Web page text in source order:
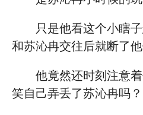
只是他看这个小瞎
和苏沁冉交往后就断了他
他竟然还时刻注意
笑自己弄丢了苏沁冉吗？